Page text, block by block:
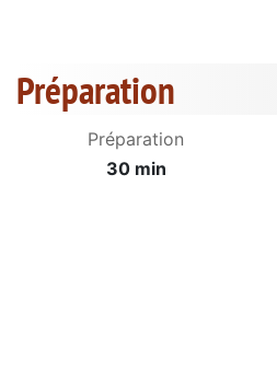
Préparation
Préparation
30 min